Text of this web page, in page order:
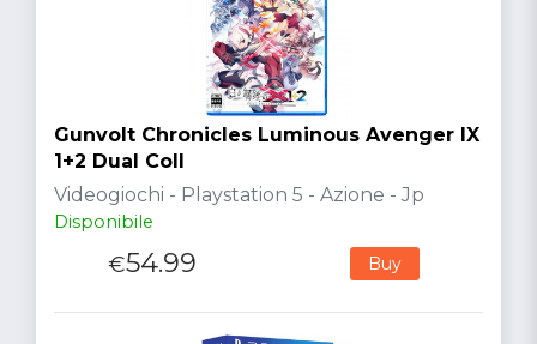
Gunvolt Chronicles Luminous Avenger IX
1+2 Dual Coll
Videogiochi - Playstation 5 - Azione - Jp
Disponibile
€54.99 Buy